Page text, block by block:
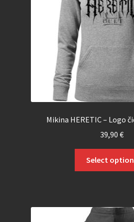
Mikina HERETIC – Logo
39,90 €
Select